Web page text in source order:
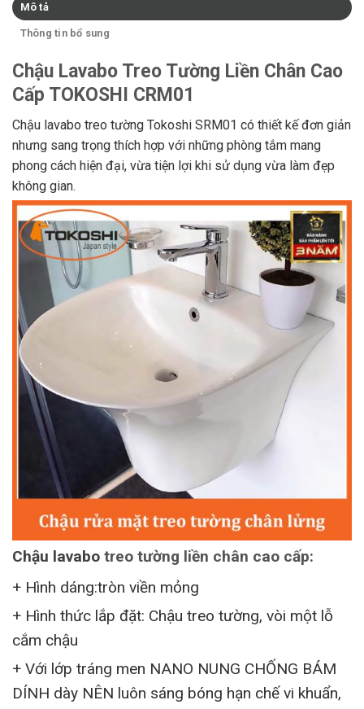
Mô tả
Thông tin bổ sung
Chậu Lavabo Treo Tường Liền Chân Cao
Cấp TOKOSHI CRM01
Chậu lavabo treo tường Tokoshi SRM01 có thiết kế đơn giản
nhưng sang trọng thích hợp với những phòng tắm mang
phong cách hiện đại, vừa tiện lợi khi sử dụng vừa làm đẹp
không gian.
Chậu lavabo treo tường liền chân cao cấp:
+ Hình dáng:tròn viền mỏng
+ Hình thức lắp đặt: Chậu treo tường, vòi một lỗ
cắm chậu
+ Với lớp tráng men NANO NUNG CHỐNG BÁM
DÍNH dày NÊN luôn sáng bóng hạn chế vi khuẩn,